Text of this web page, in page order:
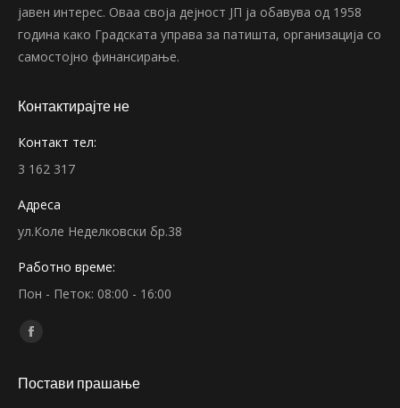
јавен интерес. Оваа своја дејност ЈП ја обавува од 1958
година како Градската управа за патишта, организација со
самостојно финансирање.
Контактирајте не
Контакт тел:
3 162 317
Адреса
ул.Коле Неделковски бр.38
Работно време:
Пон - Петок: 08:00 - 16:00
Find us on:
Facebook
opens
Постави прашање